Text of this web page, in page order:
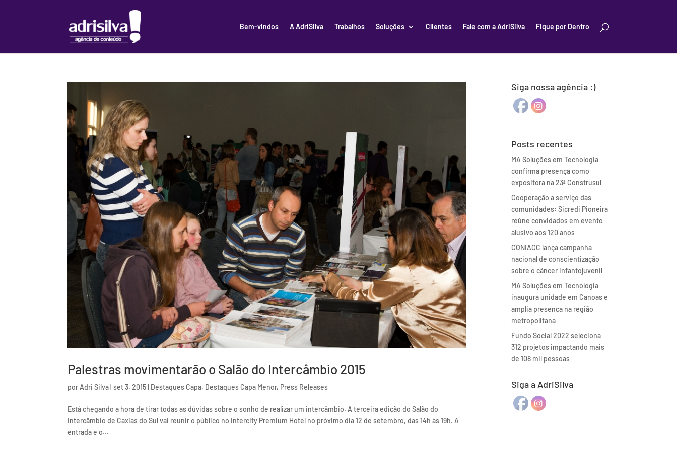
Bem-vindos A AdriSilva Trabalhos Soluções Clientes Fale com a AdriSilva Fique por Dentro
Palestras movimentarão o Salão do Intercâmbio 2015
porAdri Silva |set 3, 2015 Destaques Capa, Destaques Capa Menor, Press Releases
Está chegando a hora de tirar todas as dúvidas sobre o sonho de realizar um intercâmbio. A terceira edição do Salão do
Intercâmbio de Caxias do Sul vai reunir o público no Intercity Premium Hotel no próximo dia 12 de setembro, das 14h às 19h. A
entrada e o...
Siga nossa agência :)
Posts recentes
MA Soluções em Tecnologia
confirma presença como
expositora na 23ª Construsul
Cooperação a serviço das
comunidades: Sicredi Pioneira
reúne convidados em evento
alusivo aos 120 anos
CONIACC lança campanha
nacional de conscientização
sobre o câncer infantojuvenil
MA Soluções em Tecnologia
inaugura unidade em Canoas e
amplia presença na região
metropolitana
Fundo Social 2022 seleciona
312 projetos impactando mais
de 108 mil pessoas
Siga a AdriSilva